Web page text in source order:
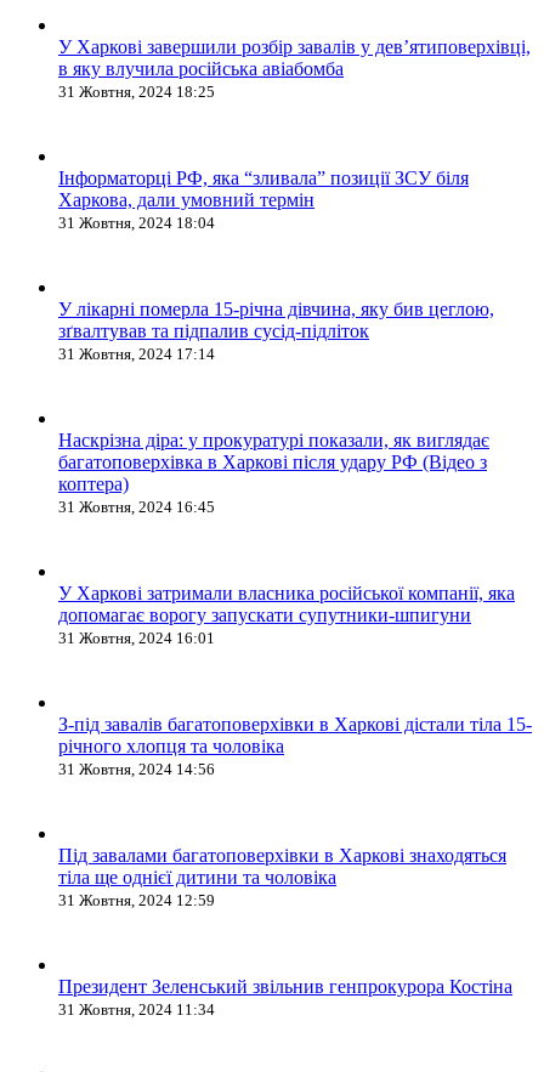
У Харкові завершили розбір завалів у дев’ятиповерхівці,
в яку влучила російська авіабомба
31 Жовтня, 2024 18:25
Інформаторці РФ, яка “зливала” позиції ЗСУ біля
Харкова, дали умовний термін
31 Жовтня, 2024 18:04
У лікарні померла 15-річна дівчина, яку бив цеглою,
зґвалтував та підпалив сусід-підліток
31 Жовтня, 2024 17:14
Наскрізна діра: у прокуратурі показали, як виглядає
багатоповерхівка в Харкові після удару РФ (Відео з
коптера)
31 Жовтня, 2024 16:45
У Харкові затримали власника російської компанії, яка
допомагає ворогу запускати супутники-шпигуни
31 Жовтня, 2024 16:01
З-під завалів багатоповерхівки в Харкові дістали тіла 15-
річного хлопця та чоловіка
31 Жовтня, 2024 14:56
Під завалами багатоповерхівки в Харкові знаходяться
тіла ще однієї дитини та чоловіка
31 Жовтня, 2024 12:59
Президент Зеленський звільнив генпрокурора Костіна
31 Жовтня, 2024 11:34